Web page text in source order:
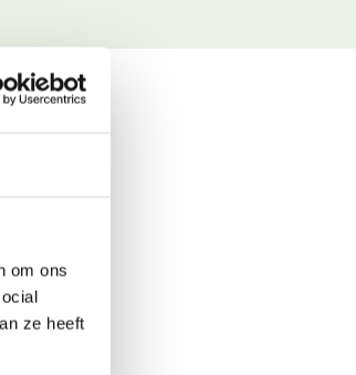
om ons
ze heeft